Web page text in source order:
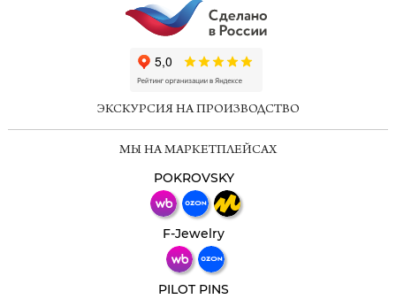
ЭКСКУРСИЯ НА ПРОИЗВОДСТВО
МЫ НА МАРКЕТПЛЕЙСАХ
POKROVSKY
F-Jewelry
PILOT PINS